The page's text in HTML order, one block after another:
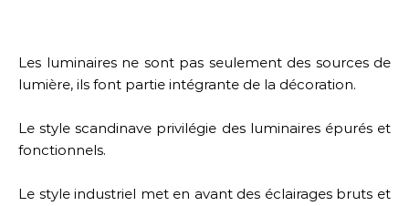
Les luminaires ne sont pas seulement des sources de
lumière, ils font partie intégrante de la décoration.
Le style scandinave privilégie des luminaires épurés et
fonctionnels.
Le style industriel met en avant des éclairages bruts et